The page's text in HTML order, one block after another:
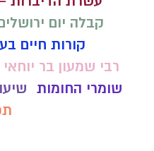
קבלה יום
קורות חיים
רבי שמעון בר יוחאי
שומרי החומות